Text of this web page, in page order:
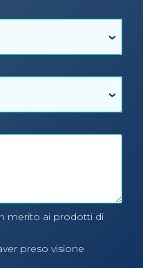
merito ai prodotti di
preso visione